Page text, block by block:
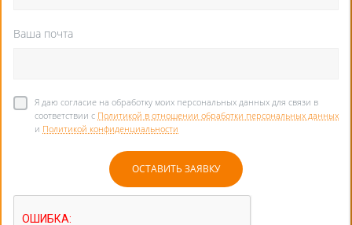
Ваша почта
Я даю согласие на обработку моих персональных данных для связи в
соответствии с Политикой в отношении обработки персональных данных
и Политикой конфиденциальности